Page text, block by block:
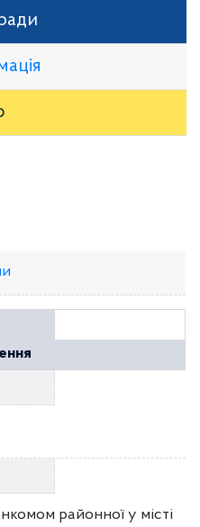
ради
районної у місті